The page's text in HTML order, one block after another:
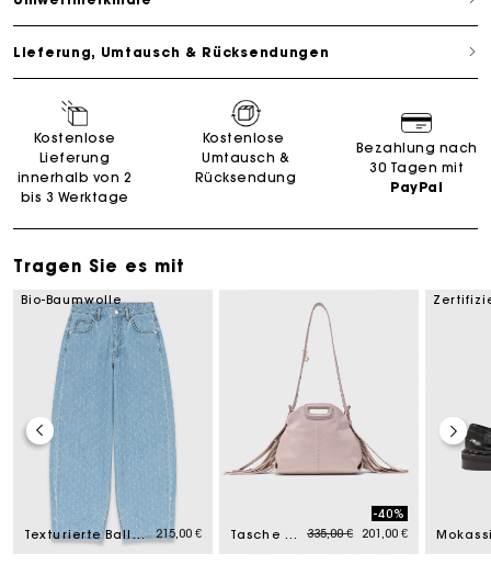
Lieferung, Umtausch & Rücksendungen
Kostenlose
Lieferung
innerhalb von 2
bis 3 Werktage
Kostenlose
Umtausch &
Rücksendung
Bezahlung nach
30 Tagen mit
PayPal
Tragen Sie es mit
Bio-Baumwolle
Texturierte Balloon-Jeans 215,00 € Tasche Miss M Mini, Naplak-Leder Price reduced from
335,00 €to
-40%
201,00 €